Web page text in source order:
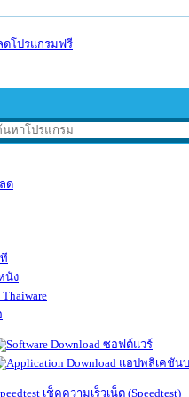
ด
นัง
ซอฟต์แวร์
แอปพลิเคชัน
เช็คความเร็วเน็ต (Speedtest)